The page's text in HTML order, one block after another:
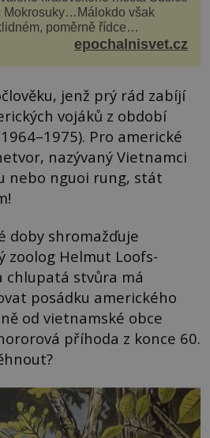
Mokrosuky…Málokdo však
poměrně řídce
vesnické Šumavy se nachází
epochalnisvet.cz
jenž prý rád zabíjí
vojáků z období
Pro americké
nazývaný Vietnamci
nebo nguoi rung, stát
doby shromažďuje
zoolog Helmut Loofs-
chlupatá stvůra má
posádku amerického
od vietnamské obce
příhoda z konce 60.